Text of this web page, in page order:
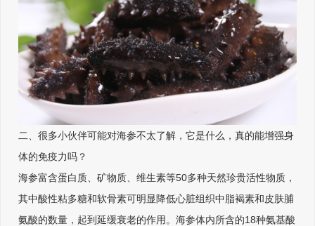
二、很多小伙伴可能对海参不太了解，它是什么，真的能增强身
体的免疫力吗？
海参富含蛋白质、矿物质、维生素等50多种天然珍贵活性物质，
其中酸性粘多糖和软骨素可明显降低心脏组织中脂褐素和皮肤脯
氨酸的数量，起到延缓衰老的作用。海参体内所含的18种氨基酸